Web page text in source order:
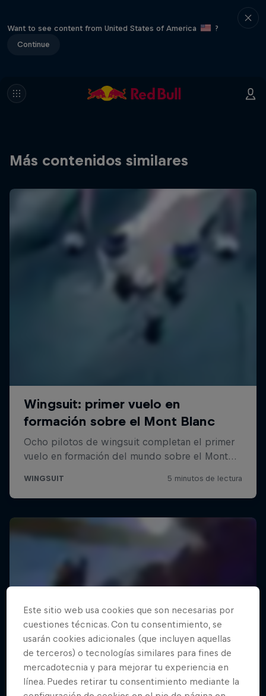
Want to see content from United States of America
?
Continue
Más contenidos similares
Este sitio web usa cookies que son necesarias por
cuestiones técnicas. Con tu consentimiento, se
usarán cookies adicionales (que incluyen aquellas
de terceros) o tecnologías similares para fines de
mercadotecnia y para mejorar tu experiencia en
línea. Puedes retirar tu consentimiento mediante la